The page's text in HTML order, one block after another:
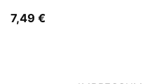
7,49 €